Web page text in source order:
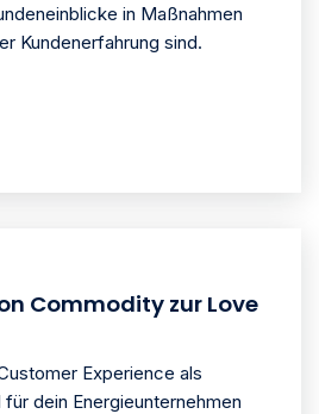
in Maßnahmen
Kundenerfahrung sind.
Commodity zur Love
Experience als
dein Energieunternehmen